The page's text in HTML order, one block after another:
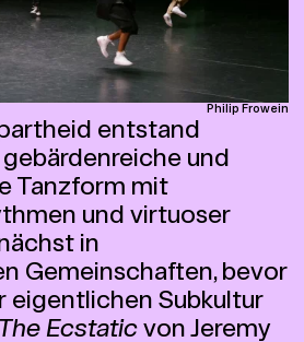
Philip Frowein
entstand
gebärdenreiche und
Tanzform mit
und virtuoser
in
Gemeinschaften, bevor
eigentlichen Subkultur
The Ecstatic von Jeremy